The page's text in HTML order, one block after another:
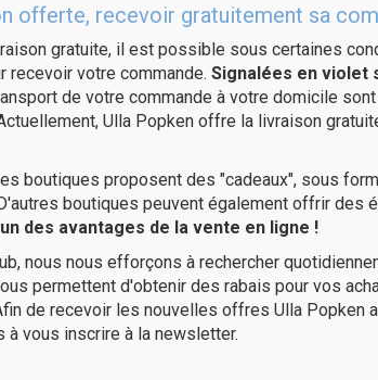
offerte, recevoir gratuitement sa
gratuite, il est possible sous certaines
recevoir votre commande. Signalées en violet
de votre commande à votre domicile
Ulla Popken offre la livraison
boutiques proposent des "cadeaux", sous
boutiques peuvent également offrir des
des avantages de la vente en ligne !
nous nous efforçons à rechercher
permettent d'obtenir des rabais pour vos
de recevoir les nouvelles offres Ulla Popken
à vous inscrire à la newsletter.